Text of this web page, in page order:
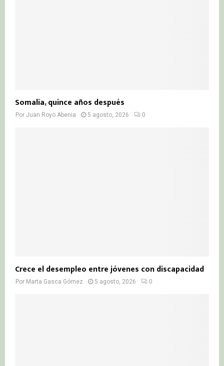
Somalia, quince años después
Por Juan Royo Abenia 5 agosto, 2026 0
Crece el desempleo entre jóvenes con discapacidad
Por Marta Gasca Gómez 5 agosto, 2026 0